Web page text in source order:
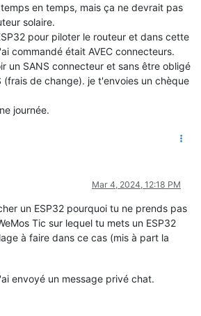
en temps, mais ça ne devrait pas
solaire.
pour piloter le routeur et dans cette
commandé était AVEC connecteurs.
un SANS connecteur et sans être obligé
(frais de change). je t'envoies un chèque
journée.
Mar 4, 2024, 12:18 PM
un ESP32 pourquoi tu ne prends pas
Tic sur lequel tu mets un ESP32
à faire dans ce cas (mis à part la
envoyé un message privé chat.